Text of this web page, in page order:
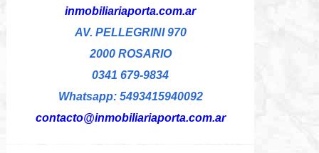
inmobiliariaporta.com.ar
AV. PELLEGRINI 970
2000 ROSARIO
0341 679-9834
Whatsapp: 5493415940092
contacto@inmobiliariaporta.com.ar